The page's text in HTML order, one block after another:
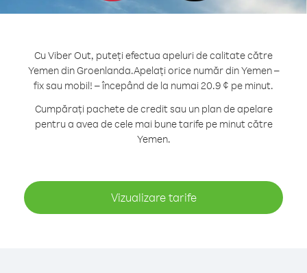
Cu Viber Out, puteți efectua apeluri de calitate către
Yemen din Groenlanda.Apelați orice număr din Yemen –
fix sau mobil! – începând de la numai 20.9 ¢ pe minut.
Cumpărați pachete de credit sau un plan de apelare
pentru a avea de cele mai bune tarife pe minut către
Yemen.
Vizualizare tarife